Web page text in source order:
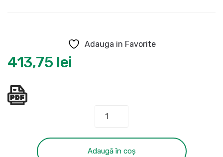
Adauga in Favorite
413,75 lei
Cantitate
de
spalat
Adaugă în coș